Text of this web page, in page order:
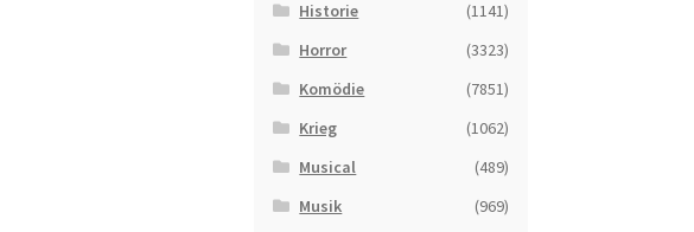
Historie
(1141)
Horror
(3323)
Komödie
(7851)
Krieg
(1062)
Musical
(489)
Musik
(969)